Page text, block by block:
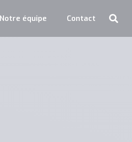
Notre équipe Contact